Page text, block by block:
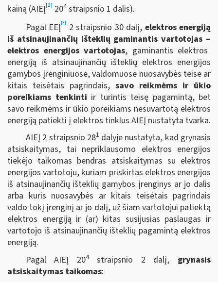
kainą (AIEĮ[2] 204straipsnio 1 dalis).
Pagal EEĮ[3] 2 straipsnio 30 dalį, elektros energiją
iš atsinaujinančių išteklių gaminantis vartotojas ‒
elektros energijos vartotojas, gaminantis elektros
energiją iš atsinaujinančių išteklių elektros energijos
gamybos įrenginiuose, valdomuose nuosavybės teise ar
kitais teisėtais pagrindais, savo reikmėms ir ūkio
poreikiams tenkinti ir turintis teisę pagamintą, bet
savo reikmėms ir ūkio poreikiams nesuvartotą elektros
energiją patiekti į elektros tinklus AIEĮ nustatyta tvarka.
AIEĮ 2 straipsnio 281 dalyje nustatyta, kad grynasis
atsiskaitymas, tai nepriklausomo elektros energijos
tiekėjo taikomas bendras atsiskaitymas su elektros
energijos vartotoju, kuriam priskirtas elektros energijos
iš atsinaujinančių išteklių gamybos įrenginys ar jo dalis
arba kuris nuosavybės ar kitais teisėtais pagrindais
valdo tokį įrenginį ar jo dalį, už šiam vartotojui patiektą
elektros energiją ir (ar) kitas susijusias paslaugas ir
vartotojo iš atsinaujinančių išteklių pagamintą elektros
energiją.
Pagal AIEĮ 204 straipsnio 2 dalį, grynasis
atsiskaitymas taikomas: